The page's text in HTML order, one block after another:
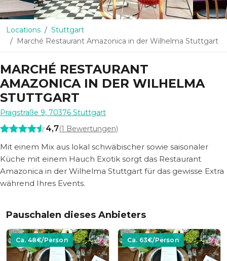
Locations
Stuttgart
Marché Restaurant Amazonica in der Wilhelma Stuttgart
MARCHÉ RESTAURANT
AMAZONICA IN DER WILHELMA
STUTTGART
Pragstraße 9, 70376 Stuttgart
4,7(1 Bewertungen)
Mit einem Mix aus lokal schwäbischer sowie saisonaler
Küche mit einem Hauch Exotik sorgt das Restaurant
Amazonica in der Wilhelma Stuttgart für das gewisse Extra
während Ihres Events.
Pauschalen dieses Anbieters
Ca. 48€/Person Ca. 63€/Person